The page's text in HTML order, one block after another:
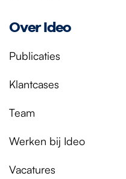
Over Ideo
Publicaties
Klantcases
Team
Werken bij Ideo
Vacatures